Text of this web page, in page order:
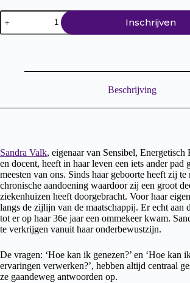
Inspiratie
avonden
Kwantum
Inschrijven
Beschrijving
Sandra Valk, eigenaar van Sensibel,
en docent, heeft in haar leven een iets ander pad
meesten van ons. Sinds haar geboorte heeft zij te
chronische aandoening waardoor zij een groot
ziekenhuizen heeft doorgebracht. Voor haar
langs de zijlijn van de maatschappij. Er echt aan
tot er op haar 36e jaar een ommekeer kwam.
te verkrijgen vanuit haar onderbewustzijn.
De vragen: ‘Hoe kan ik genezen?’ en ‘Hoe kan
ervaringen verwerken?’, hebben altijd centraal
ze gaandeweg antwoorden op.